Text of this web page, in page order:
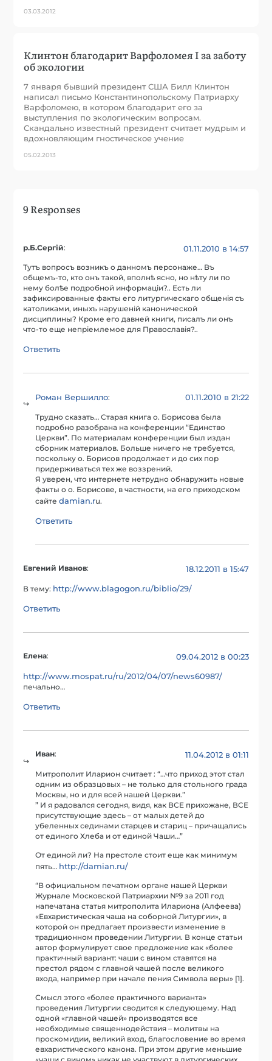
03.03.2012
Клинтон благодарит Варфоломея I за заботу
об экологии
7 января бывший президент США Билл Клинтон
написал письмо Константинопольскому Патриарху
Варфоломею, в котором благодарит его за
выступления по экологическим вопросам.
Скандально известный президент считает мудрым и
вдохновляющим гностическое учение
05.02.2013
9 Responses
р.Б.Сергій: 01.11.2010 в 14:57
Тутъ вопросъ возникъ о данномъ персонаже… Въ
общемъ-то, кто онъ такой, вполнѣ ясно, но нѣту ли по
нему болѣе подробной информаціи?.. Есть ли
зафиксированные факты его литургическаго общенія съ
католиками, иныхъ нарушеній канонической
дисциплины? Кроме его давней книги, писалъ ли онъ
что-то еще непріемлемое для Православія?..
Ответить
Роман Вершилло: 01.11.2010 в 21:22
Трудно сказать… Старая книга о. Борисова была
подробно разобрана на конференции “Единство
Церкви”. По материалам конференции был издан
сборник материалов. Больше ничего не требуется,
поскольку о. Борисов продолжает и до сих пор
придерживаться тех же воззрений.
Я уверен, что интернете нетрудно обнаружить новые
факты о о. Борисове, в частности, на его приходском
сайтеdamian.ru.
Ответить
Евгений Иванов: 18.12.2011 в 15:47
В тему: http://www.blagogon.ru/biblio/29/
Ответить
Елена: 09.04.2012 в 00:23
http://www.mospat.ru/ru/2012/04/07/news60987/
печально…
Ответить
Иван: 11.04.2012 в 01:11
Митрополит Иларион считает : “…что приход этот стал
одним из образцовых – не только для стольного града
Москвы, но и для всей нашей Церкви.”
” И я радовался сегодня, видя, как ВСЕ прихожане, ВСЕ
присутствующие здесь – от малых детей до
убеленных сединами старцев и стариц – причащались
от единого Хлеба и от единой Чаши…”
От единой ли? На престоле стоит еще как минимум
пять… http://damian.ru/
“В официальном печатном органе нашей Церкви
Журнале Московской Патриархии №9 за 2011 год
напечатана статья митрополита Илариона (Алфеева)
«Евхаристическая чаша на соборной Литургии», в
которой он предлагает произвести изменение в
традиционном проведении Литургии. В конце статьи
автор формулирует свое предложение как «более
практичный вариант: чаши с вином ставятся на
престол рядом с главной чашей после великого
входа, например при начале пения Символа веры» [1].
Смысл этого «более практичного варианта»
проведения Литургии сводится к следующему. Над
одной «главной чашей» производятся все
необходимые священнодействия – молитвы на
проскомидии, великий вход, благословение во время
евхаристического канона. При этом другие меньшие